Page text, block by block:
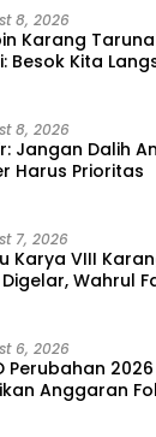
8, 2026
Karang
Besok Kita
8, 2026
Jangan Dalih
Harus Prioritas
7, 2026
Karya VIII
Wahrul
6, 2026
Perubahan
Anggaran